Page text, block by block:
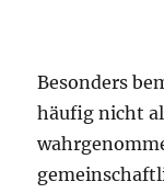
Besonders
häufig nicht